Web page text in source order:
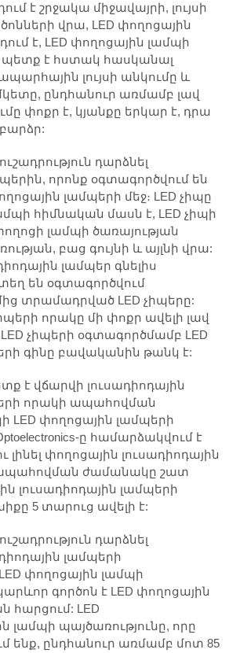
է շրջակա միջավայրի, լույսի
վրա, LED փողոցային
է, LED փողոցային լամպի
է հստակ հասկանալ
լույսի անկումը և
ընդհանուր առմամբ լավ
փոքր է, կյանքը երկար է, դրա
դարձնել
որոնք օգտագործվում են
լամպերի մեջ։ LED չիպը
հիմնական մասն է, LED չիպի
լամպի ծառայության
բաց գույնի և այլնի վրա:
լամպեր գնելիս
են օգտագործվում
տրամադրված LED չիպերը:
որակը մի փոքր ավելի լավ
չիպերի օգտագործմամբ LED
գինը բավականին թանկ է:
է վճարվի լուսադիոդային
որակի ապահովման
LED փողոցային լամպերի
ը համարձակվում է
փողոցային լուսադիոդային
ժամանակը շատ
լուսադիոդային լամպերի
5 տարուց ավելի է:
դարձնել
լամպերի
փողոցային լամպի
գործոն է LED փողոցային
հարցում: LED
լամպի պայծառությունը, որը
ենք, ընդհանուր առմամբ մոտ 85